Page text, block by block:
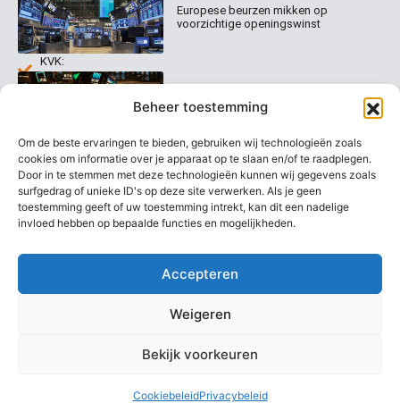
Beheer toestemming
Om de beste ervaringen te bieden, gebruiken wij technologieën zoals
cookies om informatie over je apparaat op te slaan en/of te raadplegen.
Door in te stemmen met deze technologieën kunnen wij gegevens zoals
surfgedrag of unieke ID's op deze site verwerken. Als je geen
toestemming geeft of uw toestemming intrekt, kan dit een nadelige
invloed hebben op bepaalde functies en mogelijkheden.
Accepteren
Weigeren
Bekijk voorkeuren
CookiebeleidPrivacybeleid
Contact
Welk
abonnement
kiezen
0020
info@beurstrader.nl
KVK:
99197022
Europese beurzen mikken op
voorzichtige openingswinst
Europese beurzen blijven dicht bij
recordstanden
AEX nadert opnieuw zijn hoogste
niveau ooit